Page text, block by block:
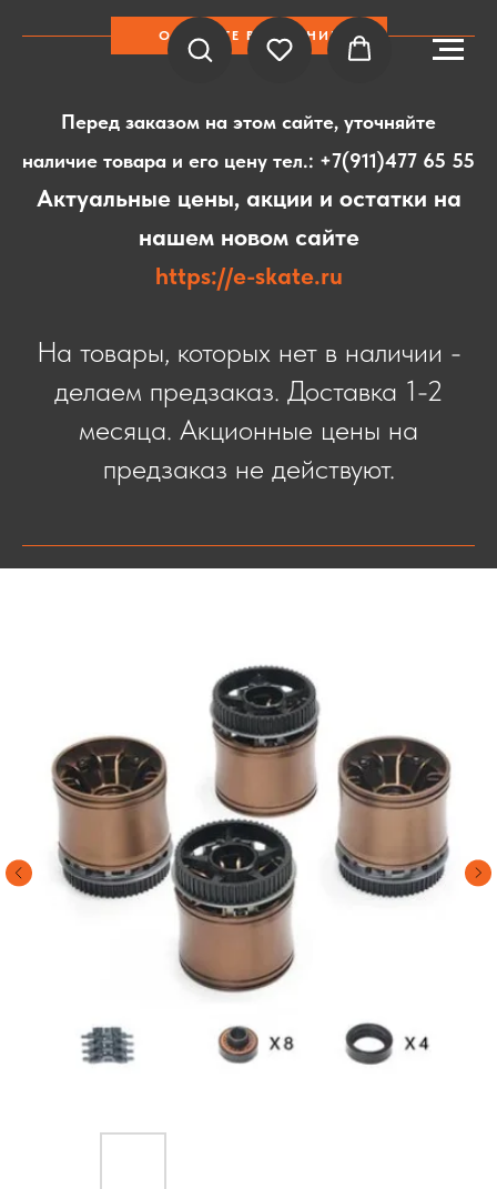
ОБРАТИТЕ ВНИМАНИЕ
Перед заказом на этом сайте, уточняйте
наличие товара и его цену тел.: +7(911)477 65 55
Актуальные цены, акции и остатки на
нашем новом сайте
https://e-skate.ru
На товары, которых нет в наличии -
делаем предзаказ. Доставка 1-2
месяца. Акционные цены на
предзаказ не действуют.